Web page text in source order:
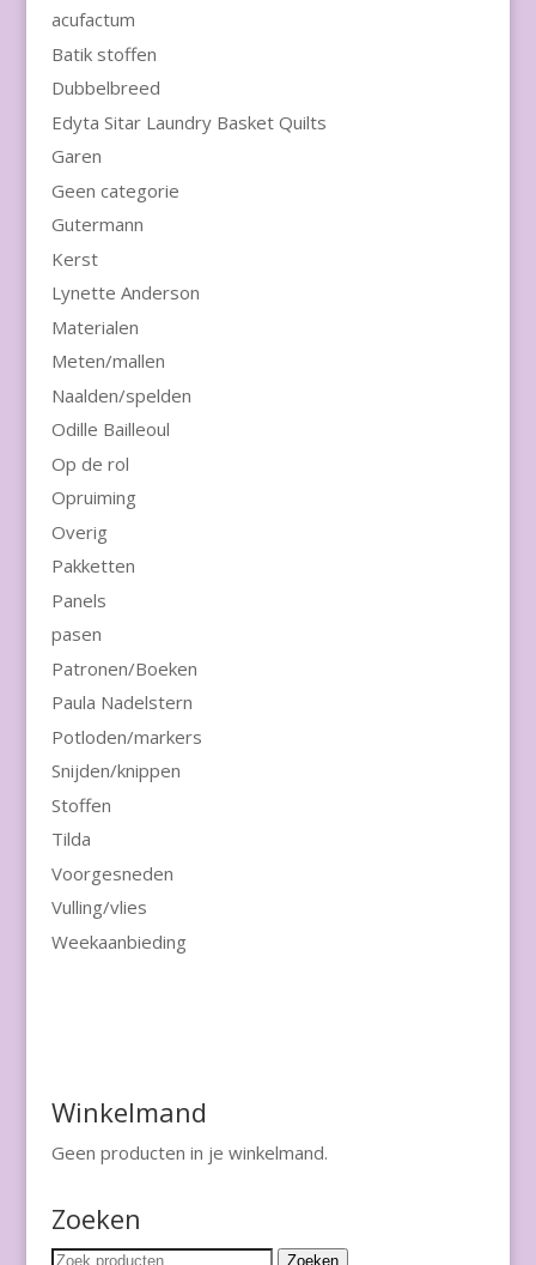
acufactum
Batik stoffen
Dubbelbreed
Edyta Sitar Laundry Basket Quilts
Garen
Geen categorie
Gutermann
Kerst
Lynette Anderson
Materialen
Meten/mallen
Naalden/spelden
Odille Bailleoul
Op de rol
Opruiming
Overig
Pakketten
Panels
pasen
Patronen/Boeken
Paula Nadelstern
Potloden/markers
Snijden/knippen
Stoffen
Tilda
Voorgesneden
Vulling/vlies
Weekaanbieding
Winkelmand
Geen producten in je winkelmand.
Zoeken
Zoeken Zoeken